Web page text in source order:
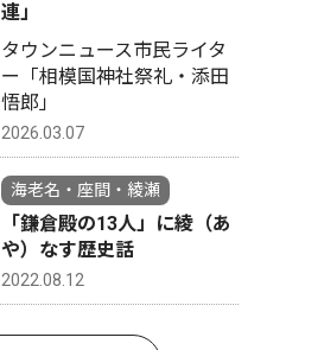
連」
タウンニュース市民ライタ
ー「相模国神社祭礼・添田
悟郎」
2026.03.07
海老名・座間・綾瀬
「鎌倉殿の13人」に綾（あ
や）なす歴史話
2022.08.12